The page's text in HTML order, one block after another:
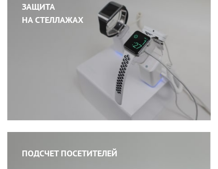
ЗАЩИТА
НА СТЕЛЛАЖАХ
ПОДСЧЕТ ПОСЕТИТЕЛЕЙ